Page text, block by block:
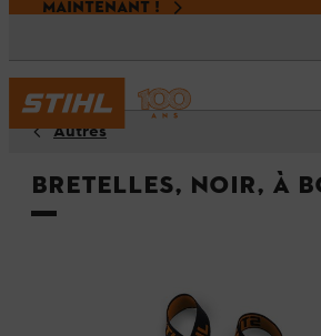
MAINTENANT !
Autres
Bretelles, noir, à